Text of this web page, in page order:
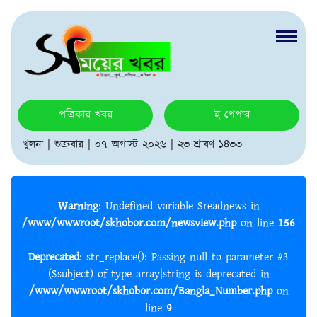
পত্রিকার খবর
ই-পেপার
খুলনা | শুক্রবার | ০৭ অগাস্ট ২০২৬ | ২৩ শ্রাবণ ১৪৩৩
Warning : Undefined variable $readnews in
/www/wwwroot/skhobor.com/newsview.phpon line 156
Deprecated: str_replace(): Passing null to parameter #3
($subject) of type array|string is deprecated in
/www/wwwroot/skhobor.com/Bangla_Number.phpon
line 9